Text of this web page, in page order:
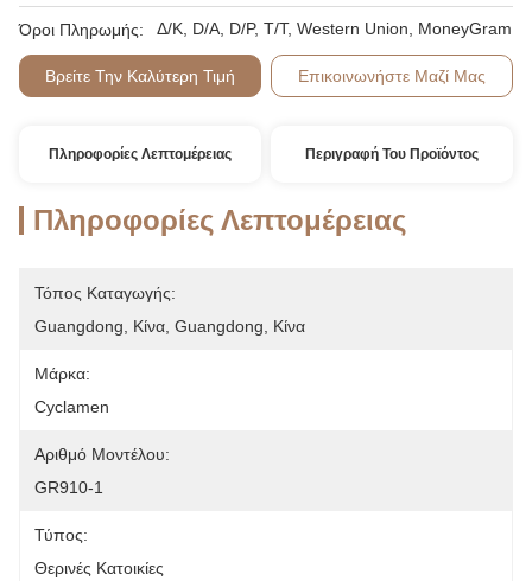
Όροι Πληρωμής: Δ/Κ, D/Α, D/P, T/T, Western Union, MoneyGram
Βρείτε Την Καλύτερη Τιμή Επικοινωνήστε Μαζί Μας
Πληροφορίες Λεπτομέρειας Περιγραφή Του Προϊόντος
Πληροφορίες Λεπτομέρειας
Τόπος Καταγωγής:
Guangdong, Κίνα, Guangdong, Κίνα
Μάρκα:
Cyclamen
Αριθμό Μοντέλου:
GR910-1
Τύπος:
Θερινές Κατοικίες